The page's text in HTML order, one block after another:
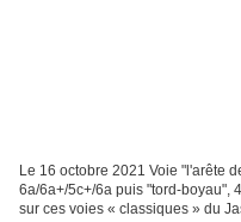
Le 16 octobre 2021 Voie "l'arête
6a/6a+/5c+/6a puis "tord-boyau",
sur ces voies « classiques » du